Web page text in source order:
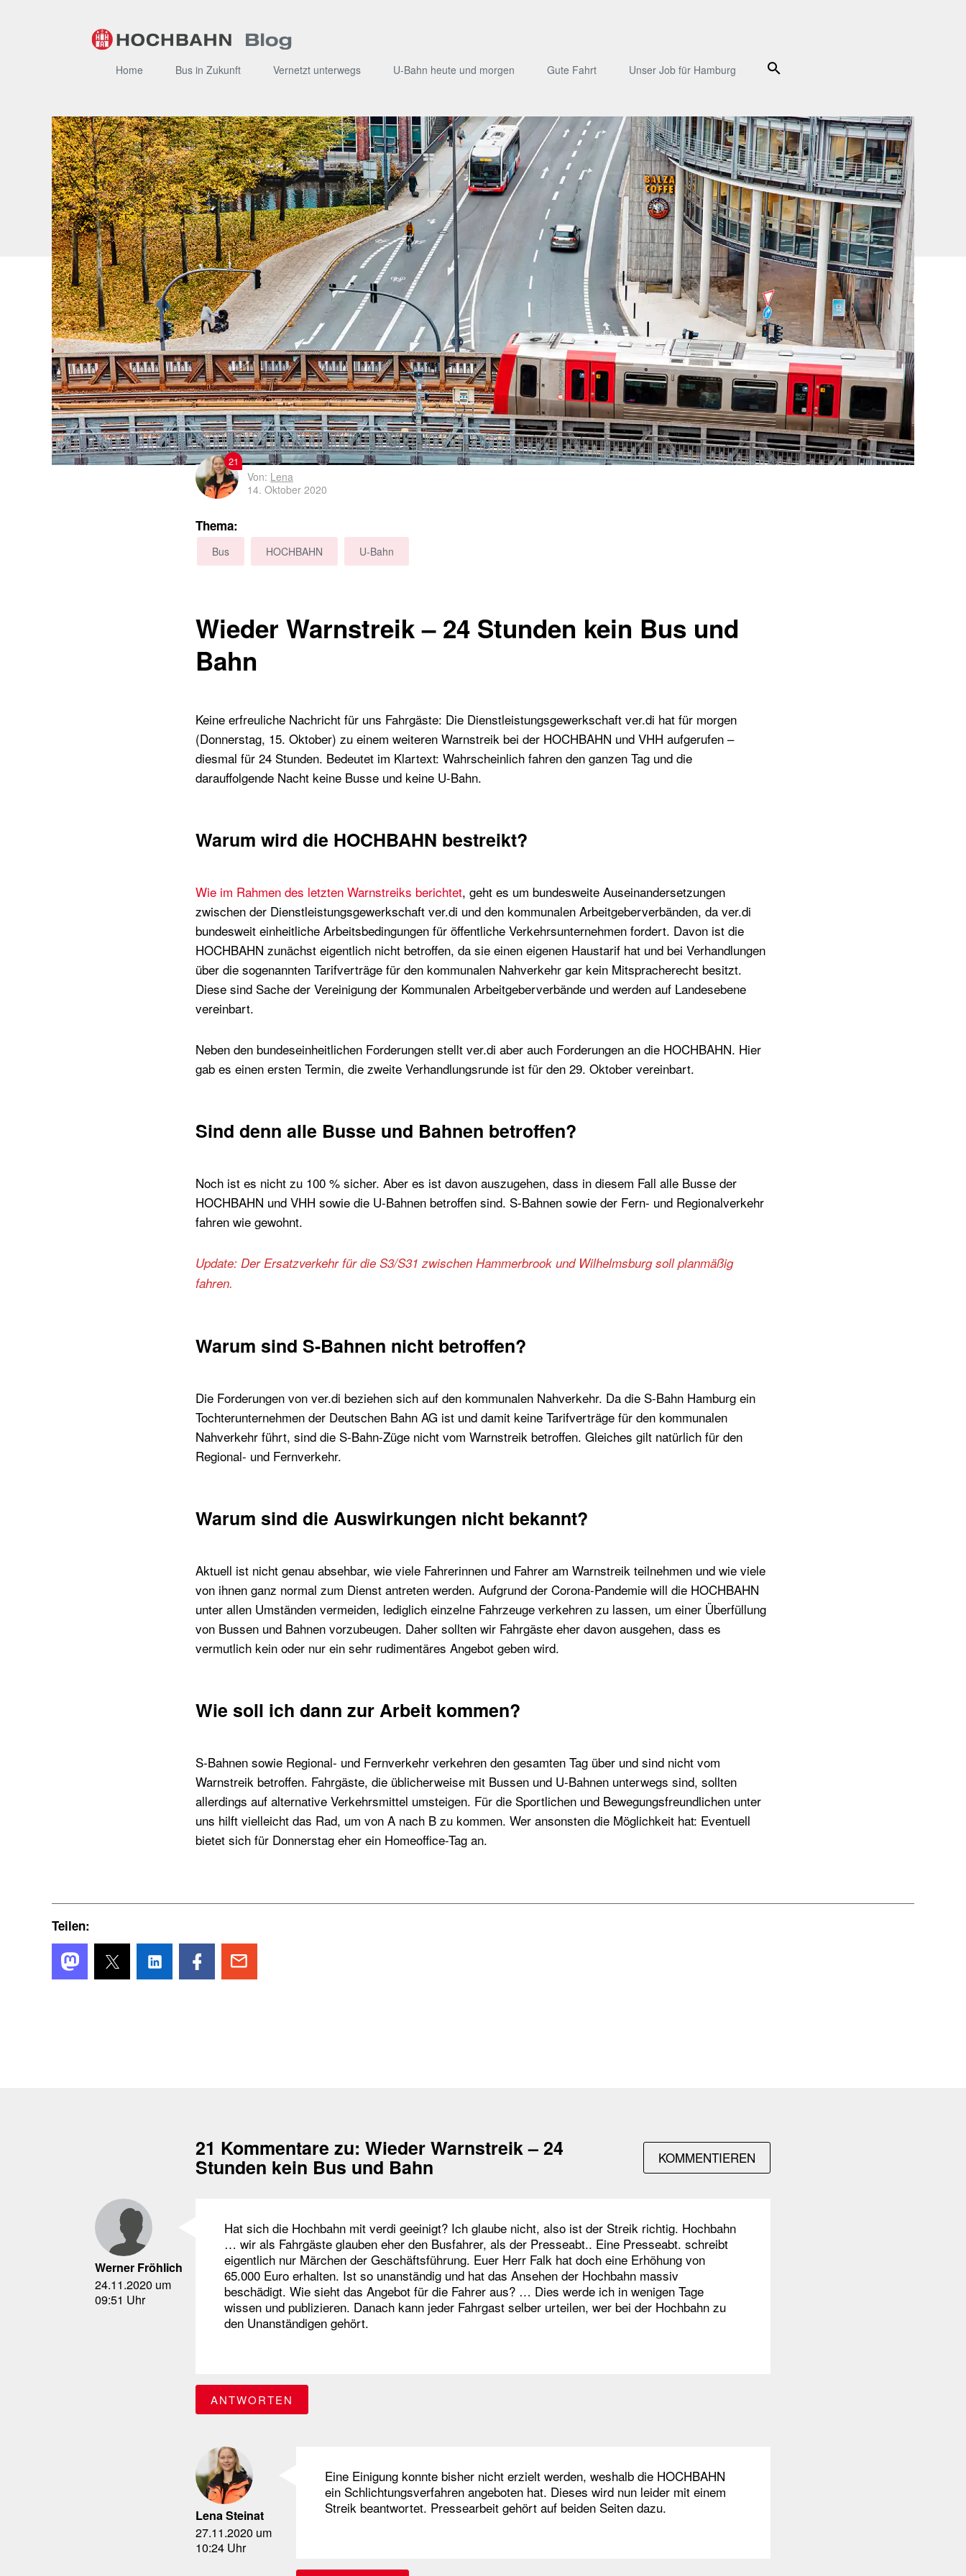
Home Bus in Zukunft Vernetzt unterwegs U-Bahn heute und morgen Gute Fahrt Unser Job für Hamburg Suche
21
Von: Lena
14. Oktober 2020
Thema:
Bus HOCHBAHN U-Bahn
Wieder Warnstreik – 24 Stunden kein Bus und
Bahn
Keine erfreuliche Nachricht für uns Fahrgäste: Die Dienstleistungsgewerkschaft ver.di hat für morgen
(Donnerstag, 15. Oktober) zu einem weiteren Warnstreik bei der HOCHBAHN und VHH aufgerufen –
diesmal für 24 Stunden. Bedeutet im Klartext: Wahrscheinlich fahren den ganzen Tag und die
darauffolgende Nacht keine Busse und keine U-Bahn.
Warum wird die HOCHBAHN bestreikt?
Wie im Rahmen des letzten Warnstreiks berichtet, geht es um bundesweite Auseinandersetzungen
zwischen der Dienstleistungsgewerkschaft ver.di und den kommunalen Arbeitgeberverbänden, da ver.di
bundesweit einheitliche Arbeitsbedingungen für öffentliche Verkehrsunternehmen fordert. Davon ist die
HOCHBAHN zunächst eigentlich nicht betroffen, da sie einen eigenen Haustarif hat und bei Verhandlungen
über die sogenannten Tarifverträge für den kommunalen Nahverkehr gar kein Mitspracherecht besitzt.
Diese sind Sache der Vereinigung der Kommunalen Arbeitgeberverbände und werden auf Landesebene
vereinbart.
Neben den bundeseinheitlichen Forderungen stellt ver.di aber auch Forderungen an die HOCHBAHN. Hier
gab es einen ersten Termin, die zweite Verhandlungsrunde ist für den 29. Oktober vereinbart.
Sind denn alle Busse und Bahnen betroffen?
Noch ist es nicht zu 100 % sicher. Aber es ist davon auszugehen, dass in diesem Fall alle Busse der
HOCHBAHN und VHH sowie die U-Bahnen betroffen sind. S-Bahnen sowie der Fern- und Regionalverkehr
fahren wie gewohnt.
Update: Der Ersatzverkehr für die S3/S31 zwischen Hammerbrook und Wilhelmsburg soll planmäßig
fahren.
Warum sind S-Bahnen nicht betroffen?
Die Forderungen von ver.di beziehen sich auf den kommunalen Nahverkehr. Da die S-Bahn Hamburg ein
Tochterunternehmen der Deutschen Bahn AG ist und damit keine Tarifverträge für den kommunalen
Nahverkehr führt, sind die S-Bahn-Züge nicht vom Warnstreik betroffen. Gleiches gilt natürlich für den
Regional- und Fernverkehr.
Warum sind die Auswirkungen nicht bekannt?
Aktuell ist nicht genau absehbar, wie viele Fahrerinnen und Fahrer am Warnstreik teilnehmen und wie viele
von ihnen ganz normal zum Dienst antreten werden. Aufgrund der Corona-Pandemie will die HOCHBAHN
unter allen Umständen vermeiden, lediglich einzelne Fahrzeuge verkehren zu lassen, um einer Überfüllung
von Bussen und Bahnen vorzubeugen. Daher sollten wir Fahrgäste eher davon ausgehen, dass es
vermutlich kein oder nur ein sehr rudimentäres Angebot geben wird.
Wie soll ich dann zur Arbeit kommen?
S-Bahnen sowie Regional- und Fernverkehr verkehren den gesamten Tag über und sind nicht vom
Warnstreik betroffen. Fahrgäste, die üblicherweise mit Bussen und U-Bahnen unterwegs sind, sollten
allerdings auf alternative Verkehrsmittel umsteigen. Für die Sportlichen und Bewegungsfreundlichen unter
uns hilft vielleicht das Rad, um von A nach B zu kommen. Wer ansonsten die Möglichkeit hat: Eventuell
bietet sich für Donnerstag eher ein Homeoffice-Tag an.
Teilen:
KOMMENTIEREN
21 Kommentare zu: Wieder Warnstreik – 24
Stunden kein Bus und Bahn
Werner Fröhlich
24.11.2020 um
09:51 Uhr
Hat sich die Hochbahn mit verdi geeinigt? Ich glaube nicht, also ist der Streik richtig. Hochbahn
… wir als Fahrgäste glauben eher den Busfahrer, als der Presseabt.. Eine Presseabt. schreibt
eigentlich nur Märchen der Geschäftsführung. Euer Herr Falk hat doch eine Erhöhung von
65.000 Euro erhalten. Ist so unanständig und hat das Ansehen der Hochbahn massiv
beschädigt. Wie sieht das Angebot für die Fahrer aus? … Dies werde ich in wenigen Tage
wissen und publizieren. Danach kann jeder Fahrgast selber urteilen, wer bei der Hochbahn zu
den Unanständigen gehört.
ANTWORTEN
Lena Steinat
27.11.2020 um
10:24 Uhr
Eine Einigung konnte bisher nicht erzielt werden, weshalb die HOCHBAHN
ein Schlichtungsverfahren angeboten hat. Dieses wird nun leider mit einem
Streik beantwortet. Pressearbeit gehört auf beiden Seiten dazu.